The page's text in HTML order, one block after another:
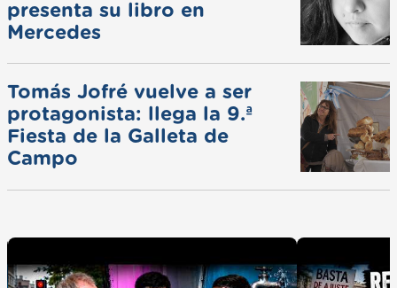
presenta su libro en
Mercedes
Tomás Jofré vuelve a ser
protagonista: llega la 9.ª
Fiesta de la Galleta de
Campo